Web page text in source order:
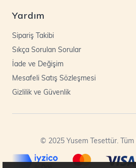
Yardım
Sipariş Takibi
Sıkça Sorulan Sorular
İade ve Değişim
Mesafeli Satış Sözleşmesi
Gizlilik ve Güvenlik
© 2025 Yusem Tesettür. Tüm